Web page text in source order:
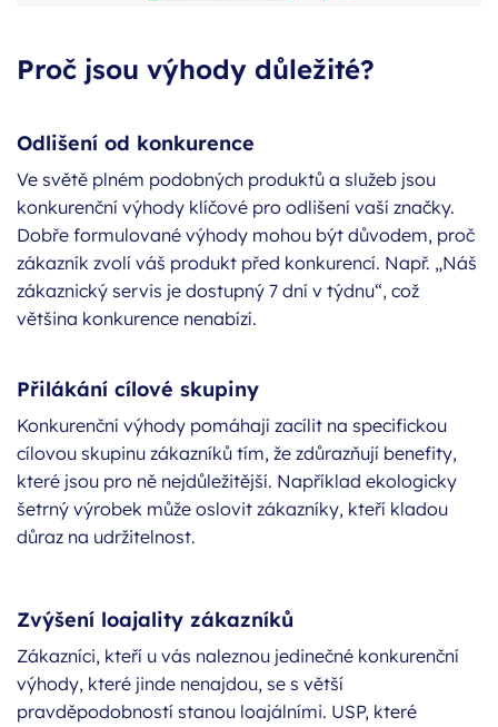
Proč jsou výhody důležité?
Odlišení od konkurence
Ve světě plném podobných produktů a služeb jsou
konkurenční výhody klíčové pro odlišení vaší značky.
Dobře formulované výhody mohou být důvodem, proč
zákazník zvolí váš produkt před konkurencí. Např. „Náš
zákaznický servis je dostupný 7 dní v týdnu“, což
většina konkurence nenabízí.
Přilákání cílové skupiny
Konkurenční výhody pomáhají zacílit na specifickou
cílovou skupinu zákazníků tím, že zdůrazňují benefity,
které jsou pro ně nejdůležitější. Například ekologicky
šetrný výrobek může oslovit zákazníky, kteří kladou
důraz na udržitelnost.
Zvýšení loajality zákazníků
Zákazníci, kteří u vás naleznou jedinečné konkurenční
výhody, které jinde nenajdou, se s větší
pravděpodobností stanou loajálními. USP, které